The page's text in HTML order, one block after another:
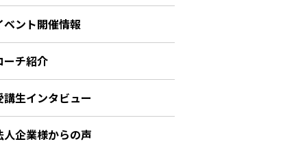
ベント開催情報
ーチ紹介
講生インタビュー
人企業様からの声